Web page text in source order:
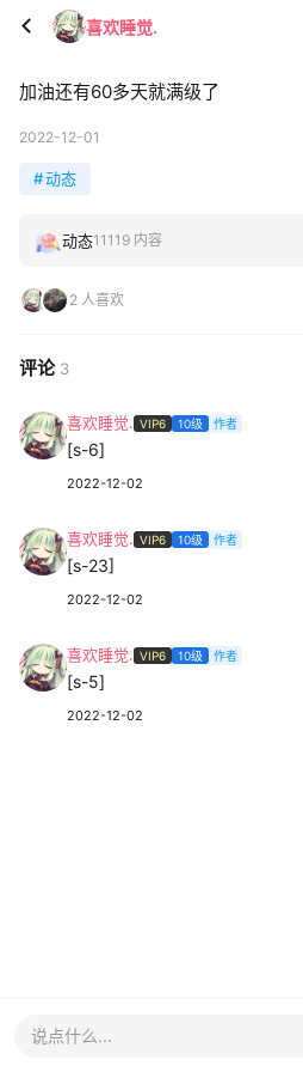
喜欢睡觉.
加油还有60多天就满级了
2022-12-01
#动态
动态11119 内容
2 人喜欢
评论 3
喜欢睡觉. VIP6 10级 作者
[s-6]
2022-12-02
喜欢睡觉. VIP6 10级 作者
[s-23]
2022-12-02
喜欢睡觉. VIP6 10级 作者
[s-5]
2022-12-02
说点什么...